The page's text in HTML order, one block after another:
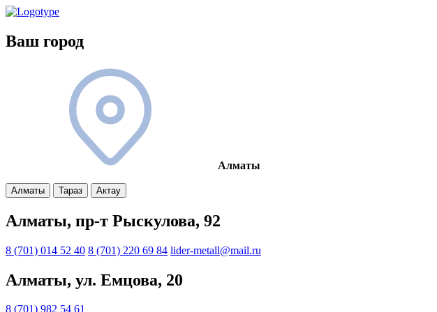
Ваш город
Алматы
Алматы Тараз Актау
Алматы, пр-т Рыскулова, 92
8 (701) 014 52 40 8 (701) 220 69 84 lider-metall@mail.ru
Алматы, ул. Емцова, 20
8 (701) 982 54 61